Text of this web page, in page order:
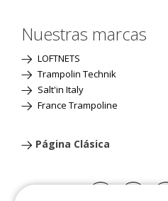
Nuestras marcas
LOFTNETS
Trampolin Technik
Salt'in Italy
France Trampoline
Página Clásica